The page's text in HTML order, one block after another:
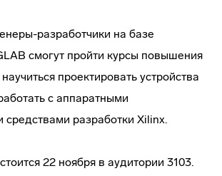
разработчики на базе
смогут пройти курсы повышения
проектировать устройства
с аппаратными
разработки Xilinx.
22 ноября в аудитории 3103.